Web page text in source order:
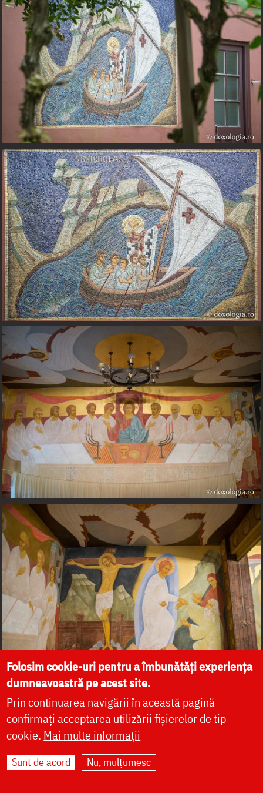
Folosim cookie-uri pentru a îmbunătăți experiența
dumneavoastră pe acest site.
Prin continuarea navigării în această pagină
confirmați acceptarea utilizării fișierelor de tip
cookie. Mai multe informații
Sunt de acord Nu, mulțumesc